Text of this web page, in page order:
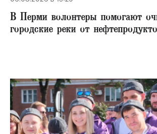
В Перми волонтеры помогают
городские реки от